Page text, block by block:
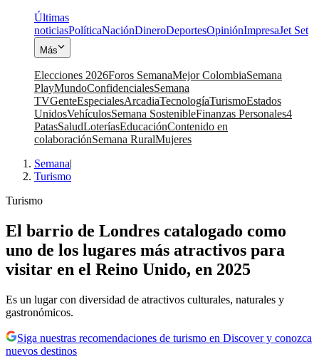
Últimas
noticiasPolíticaNaciónDineroDeportesOpiniónImpresaJet Set
Más
Elecciones 2026Foros SemanaMejor ColombiaSemana
PlayMundoConfidencialesSemana
TVGenteEspecialesArcadiaTecnologíaTurismoEstados
UnidosVehículosSemana SostenibleFinanzas Personales4
PatasSaludLoteríasEducaciónContenido en
colaboraciónSemana RuralMujeres
Semana|
Turismo
Turismo
El barrio de Londres catalogado como
uno de los lugares más atractivos para
visitar en el Reino Unido, en 2025
Es un lugar con diversidad de atractivos culturales, naturales y
gastronómicos.
Siga nuestras recomendaciones de turismo en Discover y conozca
nuevos destinos